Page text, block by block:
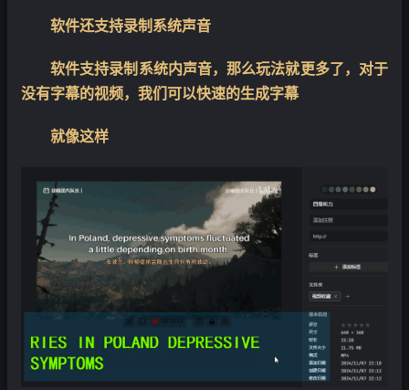
软件还支持录制系统声音
软件支持录制系统内声音，那么玩法就更多了，对于
没有字幕的视频，我们可以快速的生成字幕
就像这样